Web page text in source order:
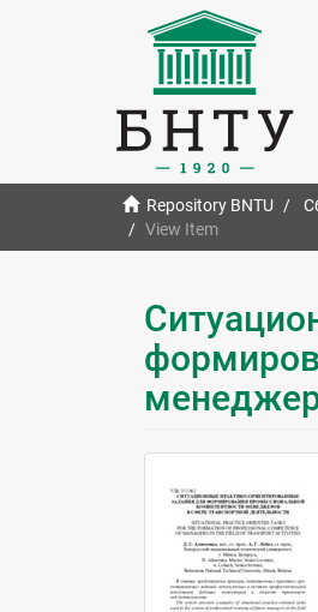
Repository BNTU
View Item